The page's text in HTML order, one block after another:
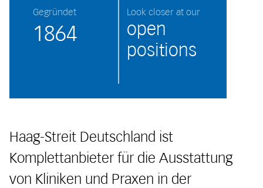
Haag-Streit Deutschland ist
Komplettanbieter für die Ausstattung
von Kliniken und Praxen in der
Gegründet
1864
Look closer at our
open
positions